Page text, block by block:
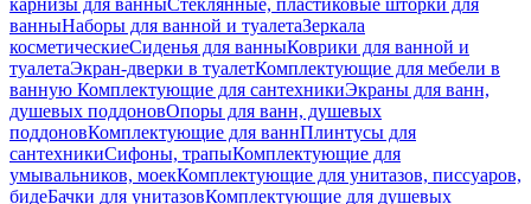
карнизы для ванныСтеклянные, пластиковые шторки для
ванныНаборы для ванной и туалетаЗеркала
косметическиеСиденья для ванныКоврики для ванной и
туалетаЭкран-дверки в туалетКомплектующие для мебели в
ванную Комплектующие для сантехникиЭкраны для ванн,
душевых поддоновОпоры для ванн, душевых
поддоновКомплектующие для ваннПлинтусы для
сантехникиСифоны, трапыКомплектующие для
умывальников, моекКомплектующие для унитазов, писсуаров,
бидеБачки для унитазовКомплектующие для душевых